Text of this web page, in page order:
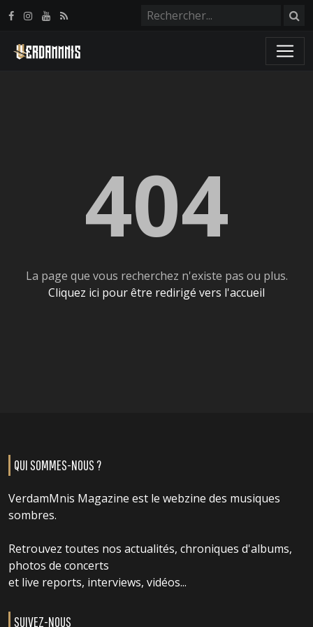
404
La page que vous recherchez n'existe pas ou plus.
Cliquez ici pour être redirigé vers l'accueil
QUI SOMMES-NOUS ?
VerdamMnis Magazine est le webzine des musiques
sombres.
Retrouvez toutes nos actualités, chroniques d'albums,
photos de concerts
et live reports, interviews, vidéos...
SUIVEZ-NOUS
Panneau de gestion des cookies